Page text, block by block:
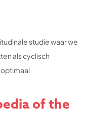
studie waar we
als cyclisch
of the